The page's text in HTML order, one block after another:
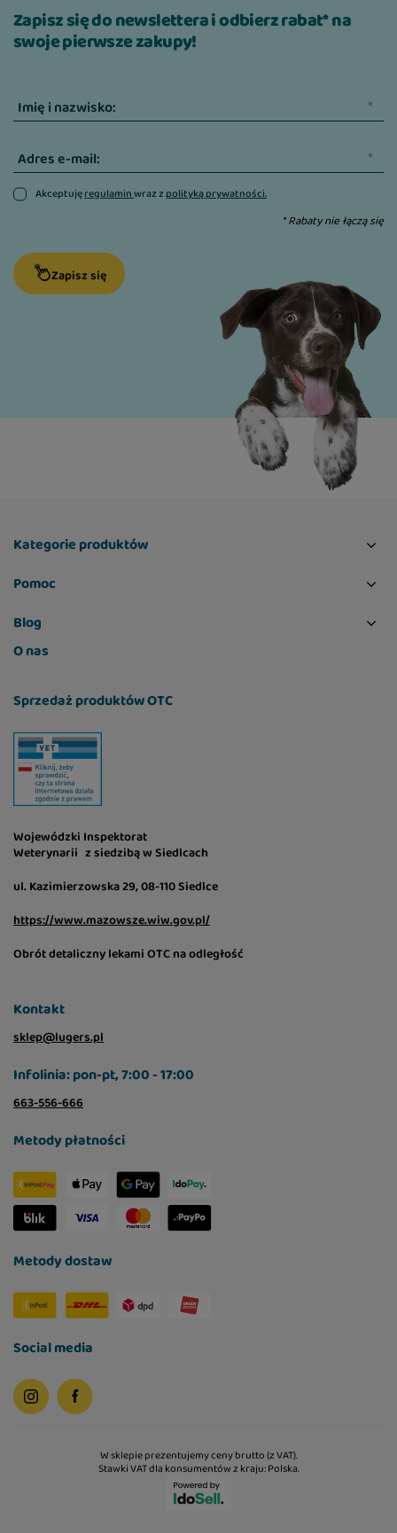
Zapisz się do newslettera i odbierz rabat* na
swoje pierwsze zakupy!
Imię i nazwisko:
Adres e-mail:
Akceptujęregulaminwraz zpolityką prywatności.
* Rabaty nie łączą się
Zapisz się
Kategorie produktów
Pomoc
Blog
O nas
Sprzedaż produktów OTC
Wojewódzki Inspektorat
Weterynarii z siedzibą w Siedlcach
ul. Kazimierzowska 29, 08-110 Siedlce
https://www.mazowsze.wiw.gov.pl/
Obrót detaliczny lekami OTC na odległość
Kontakt
sklep@lugers.pl
Infolinia: pon-pt, 7:00 - 17:00
663-556-666
Metody płatności
Metody dostaw
Social media
W sklepie prezentujemy ceny brutto (z VAT).
Stawki VAT dla konsumentów z kraju:Polska.